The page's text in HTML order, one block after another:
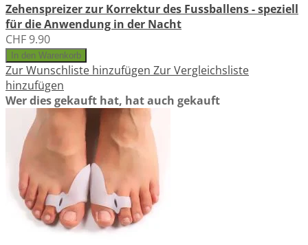
Zehenspreizer zur Korrektur des Fussballens - speziell
für die Anwendung in der Nacht
CHF 9.90
In den Warenkorb
Zur Wunschliste hinzufügen Zur Vergleichsliste
hinzufügen
Wer dies gekauft hat, hat auch gekauft